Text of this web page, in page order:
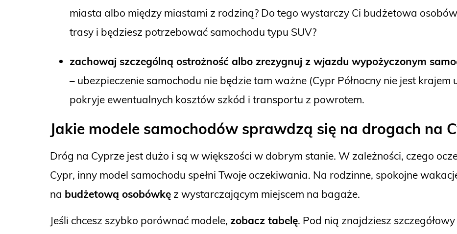
miasta albo między miastami z rodziną? Do tego wystarczy Ci budżetowa
trasy i będziesz potrzebować samochodu typu SUV?
zachowaj szczególną ostrożność albo zrezygnuj z wjazdu wypożyczonym
– ubezpieczenie samochodu nie będzie tam ważne (Cypr Północny nie jest
pokryje ewentualnych kosztów szkód i transportu z powrotem.
Jakie modele samochodów sprawdzą się na drogach na
Dróg na Cyprze jest dużo i są w większości w dobrym stanie. W zależności, czego
Cypr, inny model samochodu spełni Twoje oczekiwania. Na rodzinne, spokojne
na budżetową osobówkę z wystarczającym miejscem na bagaże.
Jeśli chcesz szybko porównać modele, zobacz tabelę. Pod nią znajdziesz